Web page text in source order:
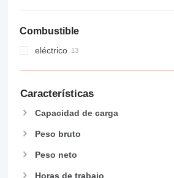
Combustible
eléctrico
Características
Capacidad de carga
Peso bruto
Peso neto
Horas de trabajo